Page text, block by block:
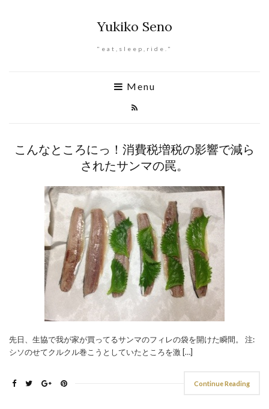
Yukiko Seno
"eat,sleep,ride."
Menu
こんなところにっ！消費税増税の影響で減ら
されたサンマの罠。
先日、生協で我が家が買ってるサンマのフィレの袋を開けた瞬間。 注:
シソのせてクルクル巻こうとしていたところを激 […]
Continue Reading